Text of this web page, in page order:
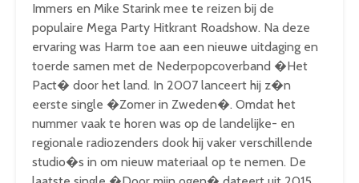
Immers en Mike Starink mee te reizen bij de
populaire Mega Party Hitkrant Roadshow. Na deze
ervaring was Harm toe aan een nieuwe uitdaging en
toerde samen met de Nederpopcoverband �Het
Pact� door het land. In 2007 lanceert hij z�n
eerste single �Zomer in Zweden�. Omdat het
nummer vaak te horen was op de landelijke- en
regionale radiozenders dook hij vaker verschillende
studio�s in om nieuw materiaal op te nemen. De